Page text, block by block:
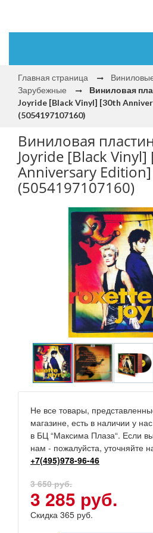
Главная страница
Зарубежные
Виниловая
Joyride [Black Vinyl] [30th
(5054197107160)
Виниловая
Joyride [Black Vinyl]
Anniversary Edition]
(5054197107160)
Не все товары,
магазине, есть в наличии у
в БЦ “Максима Плаза“. Если
нам - пожалуйста, уточняйте
+7(495)978-96-46
3 650 руб.
3 285 руб.
Скидка 365 руб.